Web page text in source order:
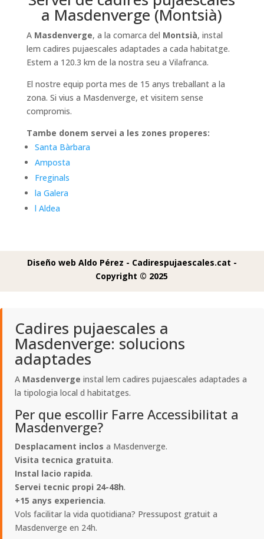
a Masdenverge (Montsià)
A Masdenverge, a la comarca del Montsià, instal
lem cadires pujaescales adaptades a cada habitatge.
Estem a 120.3 km de la nostra seu a Vilafranca.
El nostre equip porta mes de 15 anys treballant a la
zona. Si vius a Masdenverge, et visitem sense
compromis.
Tambe donem servei a les zones properes:
Santa Bàrbara
Amposta
Freginals
la Galera
l Aldea
Diseño web Aldo Pérez - Cadirespujaescales.cat -
Copyright © 2025
Cadires pujaescales a
Masdenverge: solucions
adaptades
A Masdenverge instal lem cadires pujaescales adaptades a
la tipologia local d habitatges.
Per que escollir Farre Accessibilitat a
Masdenverge?
Desplacament inclos a Masdenverge.
Visita tecnica gratuita.
Instal lacio rapida.
Servei tecnic propi 24-48h.
+15 anys experiencia.
Vols facilitar la vida quotidiana? Pressupost gratuit a
Masdenverge en 24h.